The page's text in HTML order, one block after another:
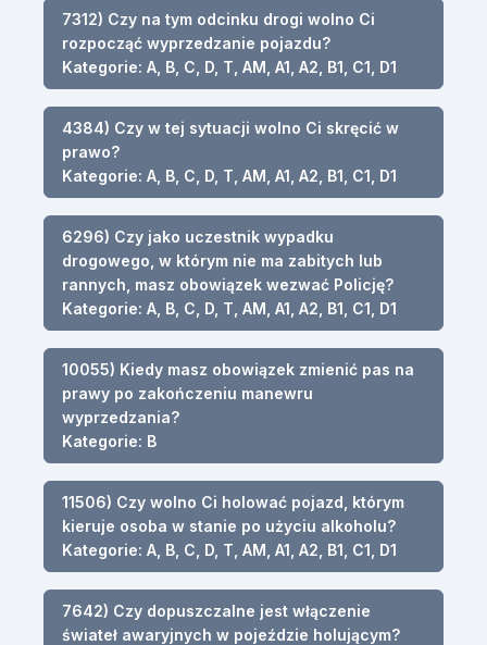
7312) Czy na tym odcinku drogi wolno Ci
rozpocząć wyprzedzanie pojazdu?
Kategorie: A, B, C, D, T, AM, A1, A2, B1, C1, D1
4384) Czy w tej sytuacji wolno Ci skręcić w
prawo?
Kategorie: A, B, C, D, T, AM, A1, A2, B1, C1, D1
6296) Czy jako uczestnik wypadku
drogowego, w którym nie ma zabitych lub
rannych, masz obowiązek wezwać Policję?
Kategorie: A, B, C, D, T, AM, A1, A2, B1, C1, D1
10055) Kiedy masz obowiązek zmienić pas na
prawy po zakończeniu manewru
wyprzedzania?
Kategorie: B
11506) Czy wolno Ci holować pojazd, którym
kieruje osoba w stanie po użyciu alkoholu?
Kategorie: A, B, C, D, T, AM, A1, A2, B1, C1, D1
7642) Czy dopuszczalne jest włączenie
świateł awaryjnych w pojeździe holującym?